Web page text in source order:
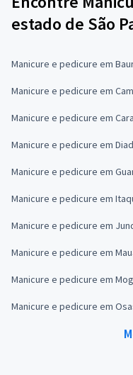
estado de São
Manicure e pedicure em
Manicure e pedicure em
Manicure e pedicure em
Manicure e pedicure em
Manicure e pedicure em
Manicure e pedicure em
Manicure e pedicure em
Manicure e pedicure em
Manicure e pedicure em
Manicure e pedicure em